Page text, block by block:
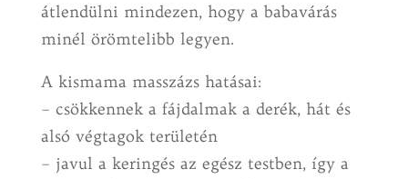
átlendülni mindezen, hogy a babavárás
minél örömtelibb legyen.
A kismama masszázs hatásai:
– csökkennek a fájdalmak a derék, hát és
alsó végtagok területén
– javul a keringés az egész testben, így a